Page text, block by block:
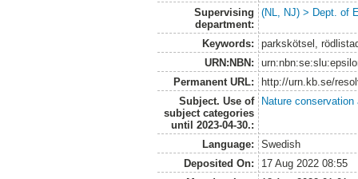
Supervising
department:
(NL, NJ) > Dept. of
Keywords:
parkskötsel,
URN:NBN:
Permanent URL:
http://urn.kb.se/
Subject. Use of
subject categories
until 2023-04-30.:
Nature
Language:
Swedish
Deposited On:
17 Aug 2022 08:55